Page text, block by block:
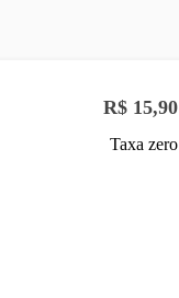
R$ 15,90
Taxa zero